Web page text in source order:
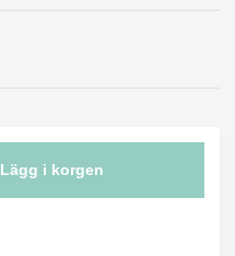
Lägg i korgen